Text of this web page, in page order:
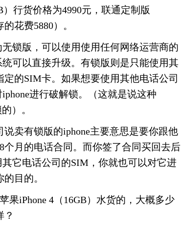
）行货价格为4990元，联通定制版
花费5880）。
无锁版，可以使用使用任何网络运营商的
可以直接升级。有锁版则是只能使用其
定的SIM卡。如果想要使用其他电话公司
进行破解锁。（这就是说这种
）。
说卖有锁版的iphone主要意思是要你跟他
个月的电话合同。而你签了合同买回去后
其它电话公司的SIM，你就也可以对它进
目的。
果iPhone 4（16GB）水货的，大概多少
？